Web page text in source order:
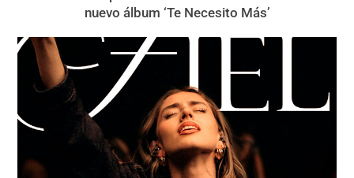
nuevo álbum ‘Te Necesito Más’